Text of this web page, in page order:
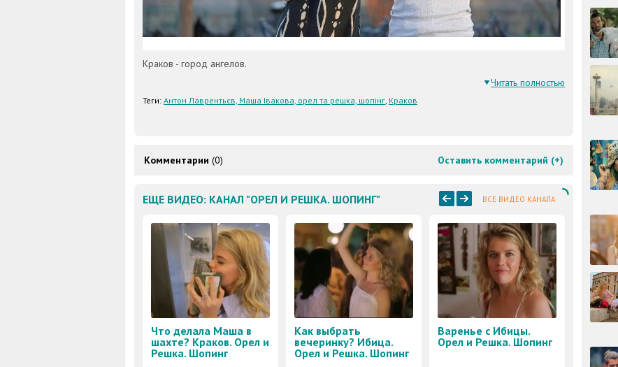
Краков - город ангелов.
Читать полностью
Теги: Антон Лаврентьєв, Маша Івакова, орел та решка, шопінг, Краков
Оставить комментарий (+)
Комментарии (0)
ВСЕ ВИДЕО КАНАЛА
ЕЩЕ ВИДЕО: КАНАЛ "ОРЕЛ И РЕШКА. ШОПИНГ"
Что делала Маша в
шахте? Краков. Орел и
Решка. Шопинг
Как выбрать
вечеринку? Ибица.
Орел и Решка. Шопинг
Варенье с Ибицы.
Орел и Решка. Шопинг